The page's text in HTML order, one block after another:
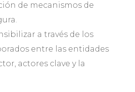
de mecanismos de
a través de los
entre las entidades
actores clave y la